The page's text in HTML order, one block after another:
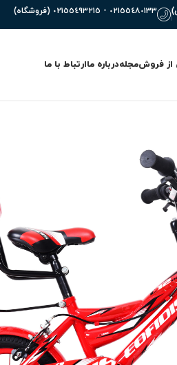
٠٢١٥٥٤٨٠١٣٣ - ٠٢١٥٥٤٩٣٢١٥ (فروشگاه)
فروشمجلهدرباره ماارتباط با ما